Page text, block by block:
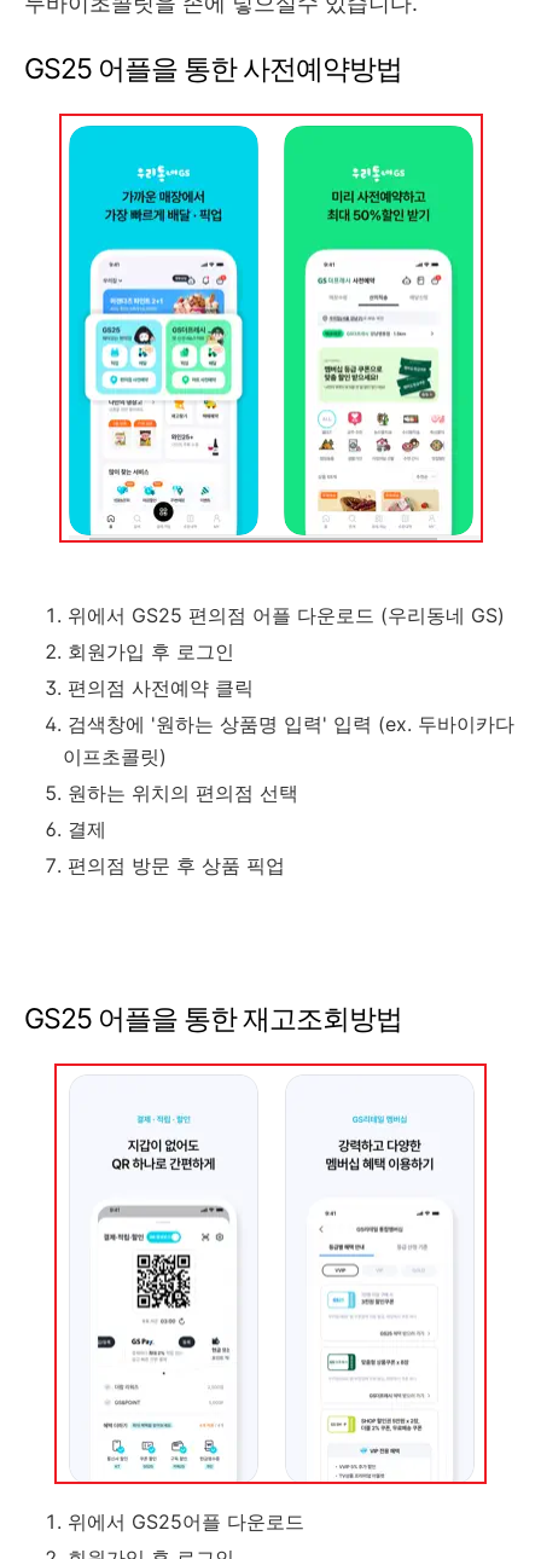
GS25 어플을 통한 사전예약방법
위에서 GS25 편의점 어플 다운로드 (우리동네 GS)
회원가입 후 로그인
편의점 사전예약 클릭
검색창에 '원하는 상품명 입력' 입력 (ex. 두바이카다
이프초콜릿)
원하는 위치의 편의점 선택
결제
편의점 방문 후 상품 픽업
GS25 어플을 통한 재고조회방법
위에서 GS25어플 다운로드